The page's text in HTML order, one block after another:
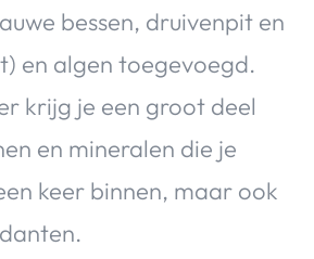
bessen, druivenpit en
en algen toegevoegd.
krijg je een groot deel
en mineralen die je
keer binnen, maar ook